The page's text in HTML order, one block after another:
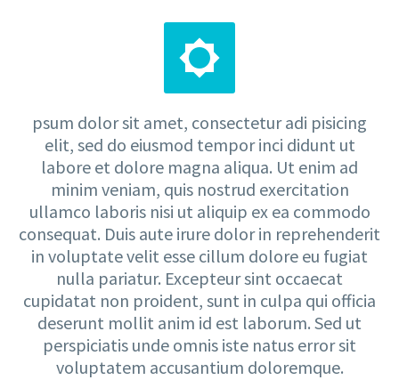


psum dolor sit amet, consectetur adi pisicing
elit, sed do eiusmod tempor inci didunt ut
labore et dolore magna aliqua. Ut enim ad
minim veniam, quis nostrud exercitation
ullamco laboris nisi ut aliquip ex ea commodo
consequat. Duis aute irure dolor in reprehenderit
in voluptate velit esse cillum dolore eu fugiat
nulla pariatur. Excepteur sint occaecat
cupidatat non proident, sunt in culpa qui officia
deserunt mollit anim id est laborum. Sed ut
perspiciatis unde omnis iste natus error sit
voluptatem accusantium doloremque.